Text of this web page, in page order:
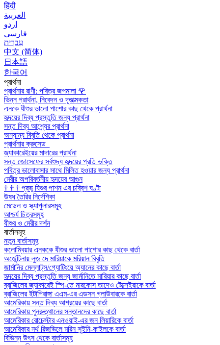
हिंदी
العربية
اردو
فارسی
עִברִית
中文 (简体)
日本語
한국어
প্রার্থনা
প্রার্থনার রাণী: পবিত্র জপমালা 🌹
ভিন্ন প্রার্থনা, নিবেদন ও দূতাত্মকতা
এনকে যীশুর ভালো পাশোর কাছ থেকে প্রার্থনা
হৃদয়ের দিব্য প্রস্তুতি জন্য প্রার্থনা
সন্ত দিব্য আশ্র্যের প্রার্থনা
অন্যান্য বিবৃতি থেকে প্রার্থনা
প্রার্থনার ক্রুসেড
জ্যাকারেইয়ের মাদারের প্রার্থনা
সন্ত জোসেফের সর্বশুদ্ধ হৃদয়ের প্রতি ভক্তি
পবিত্র ভালোবাসার সাথে মিলিত হওয়ার জন্য প্রার্থনা
মেরীর অপরিবর্তনীয় হৃদয়ের আগুন
† † † প্রভু যিশুর পাশন এর চব্বিশ ঘণ্টা
উষধ তৈরির নির্দেশিকা
মেডেল ও স্ক্যাপুলারসমূহ
আশ্চর্য চিত্রসমূহ
যীশুর ও মেরীর দর্শন
বার্তাসমূহ
নতুন বার্তাসমূহ
কলোম্বিয়ার এনককে যীশুর ভালো পাশোর কাছ থেকে বার্তা
অর্জেন্টিনায় লুজ দে মারিয়াকে মরিয়ান বিবৃতি
জার্মানির মেল্লাট্‌স/গ্যোটিংয়ে অ্যানের কাছে বার্তা
হৃদয়ের দিব্য প্রস্তুতি জন্য জার্মানিতে মারিয়ার কাছে বার্তা
ব্রাজিলের জ্যাকারেই স্পি-তে মারকোস তাদেও টেক্সেইরাকে বার্তা
ব্রাজিলের ইটাপিরাঙ্গা এএম-এর এডসন গ্লাউবারকে বার্তা
আমেরিকায় সন্ত দিব্য আশ্রয়ের কাছে বার্তা
আমেরিকায় পুনরুত্থানের সন্তানদের কাছে বার্তা
আমেরিকার রোচেস্টার এনওয়াই-এর জন লিয়ারিকে বার্তা
আমেরিকার নর্থ রিজভিলে মরিন সুইনি-কাইলকে বার্তা
বিভিন্ন উৎস থেকে বার্তাসমূহ